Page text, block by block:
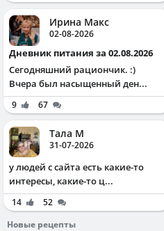
Ирина Макс
02-08-2026
Дневник питания за 02.08.2026
Сегодняшний рациончик. :)
Вчера был насыщенный ден...
9 67
Тала М
31-07-2026
у людей с сайта есть какие-то
интересы, какие-то ц...
14
52
Новые рецепты